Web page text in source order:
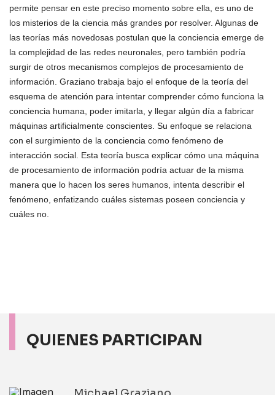
permite pensar en este preciso momento sobre ella, es uno de
los misterios de la ciencia más grandes por resolver. Algunas de
las teorías más novedosas postulan que la conciencia emerge de
la complejidad de las redes neuronales, pero también podría
surgir de otros mecanismos complejos de procesamiento de
información. Graziano trabaja bajo el enfoque de la teoría del
esquema de atención para intentar comprender cómo funciona la
conciencia humana, poder imitarla, y llegar algún día a fabricar
máquinas artificialmente conscientes. Su enfoque se relaciona
con el surgimiento de la conciencia como fenómeno de
interacción social. Esta teoría busca explicar cómo una máquina
de procesamiento de información podría actuar de la misma
manera que lo hacen los seres humanos, intenta describir el
fenómeno, enfatizando cuáles sistemas poseen conciencia y
cuáles no.
QUIENES PARTICIPAN